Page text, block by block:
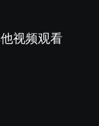
视频观看